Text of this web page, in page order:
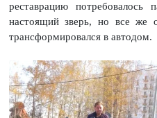
реставрацию
настоящий зверь, но все же
трансформировался в автодом.